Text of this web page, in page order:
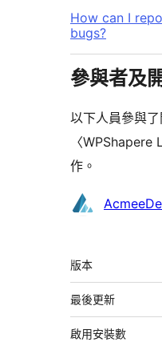
How can I
bugs?
參與者及
以下人員參與
〈WPShapere
作。
參
中
繼
資
料
版本
最後更新
啟用安裝數